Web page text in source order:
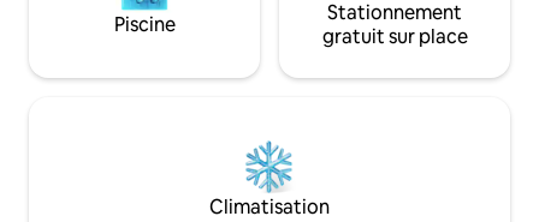
Piscine
Stationnement
gratuit sur place
Climatisation